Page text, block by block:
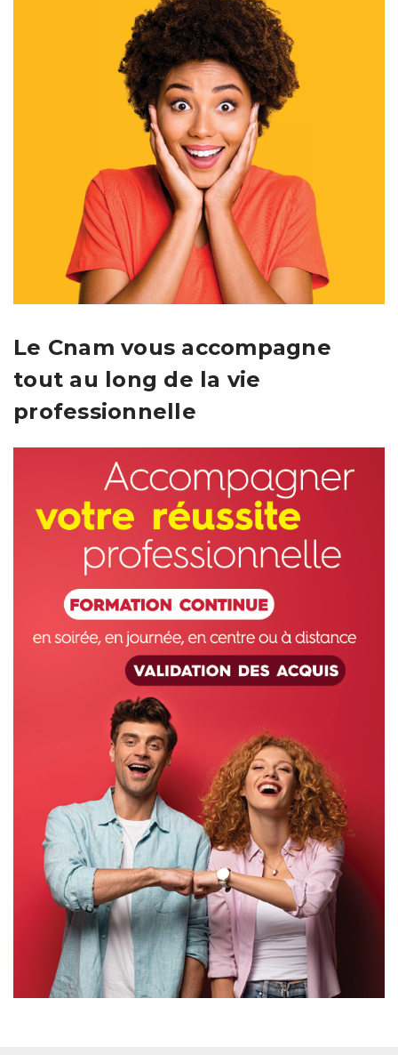
Le Cnam vous accompagne
tout au long de la vie
professionnelle